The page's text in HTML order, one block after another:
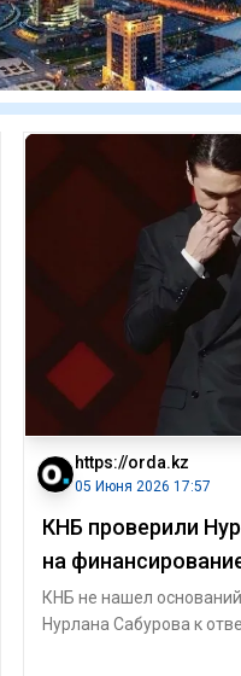
https://orda.kz
05 Июня 2026 17:57
КНБ проверили
на
КНБ не нашел
Нурлана Сабурова к